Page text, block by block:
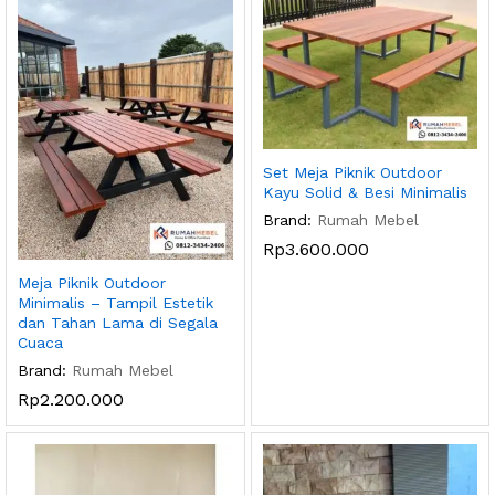
Meja Piknik Outdoor
Minimalis – Tampil Estetik
dan Tahan Lama di Segala
Cuaca
Brand: Rumah Mebel
Rp2.200.000
Set Meja Piknik Outdoor
Kayu Solid & Besi Minimalis
Brand: Rumah Mebel
Rp3.600.000